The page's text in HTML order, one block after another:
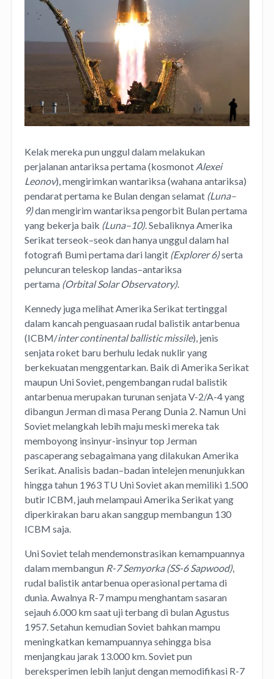
Kelak mereka pun unggul dalam melakukan
perjalanan antariksa pertama (kosmonot Alexei
Leonov), mengirimkan wantariksa (wahana antariksa)
pendarat pertama ke Bulan dengan selamat (Luna–
9)dan mengirim wantariksa pengorbit Bulan pertama
yang bekerja baik (Luna–10). Sebaliknya Amerika
Serikat terseok–seok dan hanya unggul dalam hal
fotografi Bumi pertama dari langit (Explorer 6)serta
peluncuran teleskop landas–antariksa
pertama (Orbital Solar Observatory).
Kennedy juga melihat Amerika Serikat tertinggal
dalam kancah penguasaan rudal balistik antarbenua
(ICBM/inter continental ballistic missile), jenis
senjata roket baru berhulu ledak nuklir yang
berkekuatan menggentarkan. Baik di Amerika Serikat
maupun Uni Soviet, pengembangan rudal balistik
antarbenua merupakan turunan senjata V-2/A-4 yang
dibangun Jerman di masa Perang Dunia 2. Namun Uni
Soviet melangkah lebih maju meski mereka tak
memboyong insinyur-insinyur top Jerman
pascaperang sebagaimana yang dilakukan Amerika
Serikat. Analisis badan–badan intelejen menunjukkan
hingga tahun 1963 TU Uni Soviet akan memiliki 1.500
butir ICBM, jauh melampaui Amerika Serikat yang
diperkirakan baru akan sanggup membangun 130
ICBM saja.
Uni Soviet telah mendemonstrasikan kemampuannya
dalam membangun R-7 Semyorka (SS-6 Sapwood),
rudal balistik antarbenua operasional pertama di
dunia. Awalnya R-7 mampu menghantam sasaran
sejauh 6.000 km saat uji terbang di bulan Agustus
1957. Setahun kemudian Soviet bahkan mampu
meningkatkan kemampuannya sehingga bisa
menjangkau jarak 13.000 km. Soviet pun
bereksperimen lebih lanjut dengan memodifikasi R-7